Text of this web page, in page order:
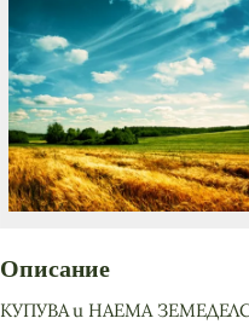
Описание
КУПУВА и НАЕМА